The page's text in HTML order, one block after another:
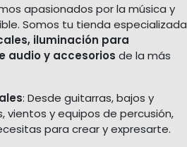
apasionados por la música y
Somos tu tienda especializada
iluminación para
audio y accesorios de la más
: Desde guitarras, bajos y
y equipos de percusión,
para crear y expresarte.